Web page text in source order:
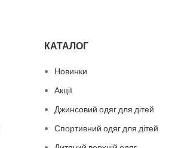
КАТАЛОГ
Новинки
Акції
Джинсовий одяг для дітей
Спортивний одяг для дітей